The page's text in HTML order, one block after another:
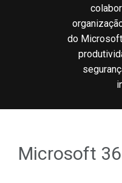
do
Microsoft